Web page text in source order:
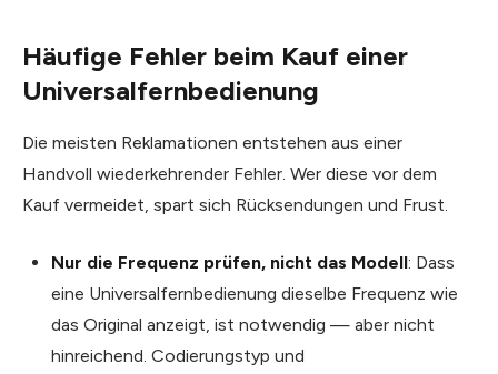
Häufige Fehler beim Kauf einer
Universalfernbedienung
Die meisten Reklamationen entstehen aus einer
Handvoll wiederkehrender Fehler. Wer diese vor dem
Kauf vermeidet, spart sich Rücksendungen und Frust.
Nur die Frequenz prüfen, nicht das Modell: Dass
eine Universalfernbedienung dieselbe Frequenz wie
das Original anzeigt, ist notwendig — aber nicht
hinreichend. Codierungstyp und